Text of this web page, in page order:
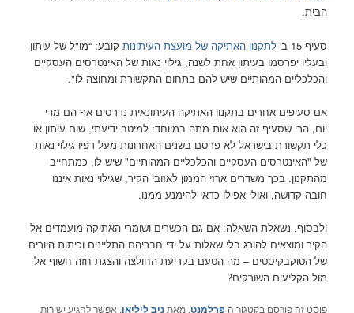
הבית.
סעיף 15 ב' לתקנון האתיקה של מועצת העיתונות קובע: “מו"ל של עיתון
ובעליו יפרסמו בעיתון אחת לשנה, גילוי נאות של האינטרסים העסקיים
והכלכליים המהותיים שיש להם בתחום התקשורת ומחוצה לו".
אם סעיפים אחרים בתקנון האתיקה העיתונאית נדרסים אף הם מדי
יום, הרי שסעיף זה הוא אות מתה במיוחד: למיטב ידיעתי, שום עיתון או
כלי תקשורת בישראל לא פרסם בשנים האחרונות מעל דפיו גילוי נאות
של "האינטרסים העסקיים והכלכליים המהותיים" שיש לו, כמתחייב
מהתקנון. בכך משדרים ארזי הממון לאזובי הקיר, שגילוי נאות איננו
חובה קדושה, ואולי אפילו כדאי להימנע ממנו.
ולבסוף, נשאלת השאלה: אם גם הכשרים ושומרי האתיקה מועמדים אל
הקיר ומוצאים להורג בלי שאלות על ידי חבריהם התליינים וכיתות היורים
של הטוקבקיסטים – מה הטעם בקריעת החולצה והצגת חזה חשוף אל
מול הקליעים השורקים?
פוסט זה פורסם בקטגוריהפרלמנט, מאתניב ליליאן. אפשר להגיע ישירות